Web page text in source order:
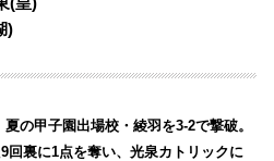
)
の甲子園出場校・綾羽を3-2で撃破。
回裏に1点を奪い、光泉カトリックに